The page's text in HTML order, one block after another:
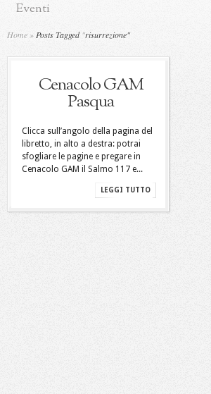
Eventi
Home » Posts Tagged "risurrezione"
Cenacolo GAM
Pasqua
Clicca sull’angolo della pagina del
libretto, in alto a destra: potrai
sfogliare le pagine e pregare in
Cenacolo GAM il Salmo 117 e...
LEGGI TUTTO